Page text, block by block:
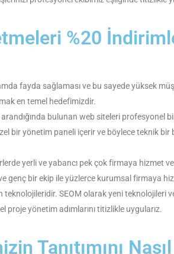
%20
fayda sağlaması ve bu sayede yüksek
en temel hedefimizdir.
bulunan web siteleri profesyonel
bir yönetim paneli içerir ve böylece teknik
yerli ve yabancı pek çok firmaya hizmet
genç bir ekip ile yüzlerce kurumsal firmaya
teknolojileridir. SEOM olarak yeni teknolojileri
proje yönetim adımlarını titizlikle uygularız.
Tanıtımını